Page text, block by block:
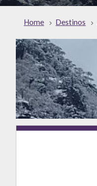
Home Destinos